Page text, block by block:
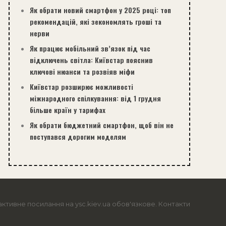
Як обрати новий смартфон у 2025 році: топ
рекомендацій, які зекономлять гроші та
нерви
Як працює мобільний зв’язок під час
відключень світла: Київстар пояснив
ключові нюанси та розвіяв міфи
Київстар розширює можливості
міжнародного спілкування: від 1 грудня
більше країн у тарифах
Як обрати бюджетний смартфон, щоб він не
поступався дорогим моделям
посилання на ysc.kiev.ua обов'язкове. Контакти